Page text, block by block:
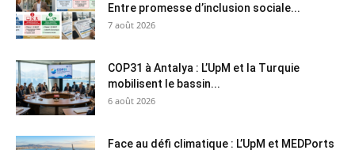
Entre promesse d’inclusion sociale...
7 août 2026
COP31 à Antalya : L’UpM et la Turquie
mobilisent le bassin...
6 août 2026
Face au défi climatique : L’UpM et MEDPorts